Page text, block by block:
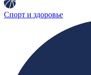
Спорт и здоровье